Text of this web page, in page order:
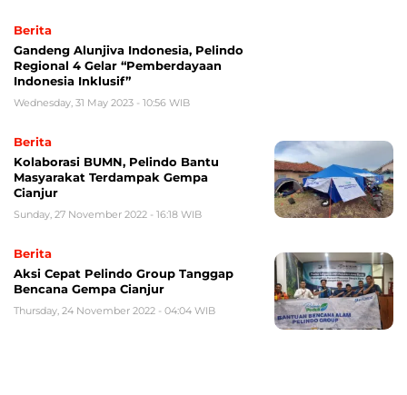
Berita
Gandeng Alunjiva Indonesia, Pelindo
Regional 4 Gelar “Pemberdayaan
Indonesia Inklusif”
Wednesday, 31 May 2023 - 10:56 WIB
Berita
Kolaborasi BUMN, Pelindo Bantu
Masyarakat Terdampak Gempa
Cianjur
Sunday, 27 November 2022 - 16:18 WIB
Berita
Aksi Cepat Pelindo Group Tanggap
Bencana Gempa Cianjur
Thursday, 24 November 2022 - 04:04 WIB